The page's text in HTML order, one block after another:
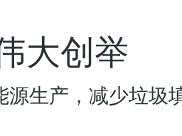
大创举
源生产，减少垃圾